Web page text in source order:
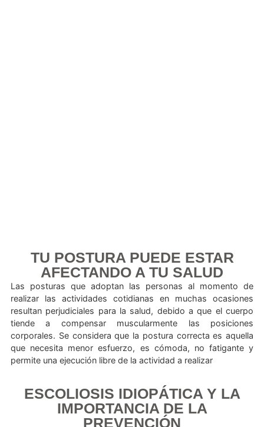
TU POSTURA PUEDE ESTAR
AFECTANDO A TU SALUD
Las posturas que adoptan las personas al
realizar las actividades cotidianas en muchas
resultan perjudiciales para la salud, debido a que el
tiende a compensar muscularmente las
que necesita menor esfuerzo, es cómoda, no
permite una ejecución libre de la actividad a realizar